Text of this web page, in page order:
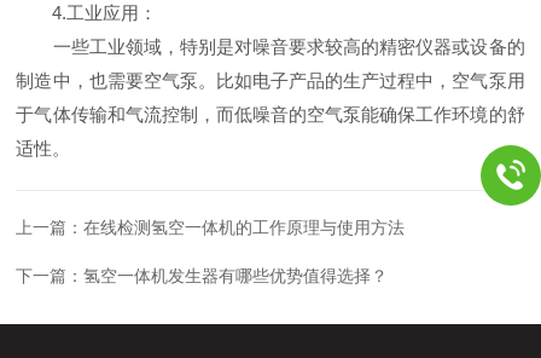
4.工业应用：
一些工业领域，特别是对噪音要求较高的精密仪器或设备的
制造中，也需要空气泵。比如电子产品的生产过程中，空气泵用
于气体传输和气流控制，而低噪音的空气泵能确保工作环境的舒
适性。
上一篇：在线检测氢空一体机的工作原理与使用方法
下一篇：氢空一体机发生器有哪些优势值得选择？